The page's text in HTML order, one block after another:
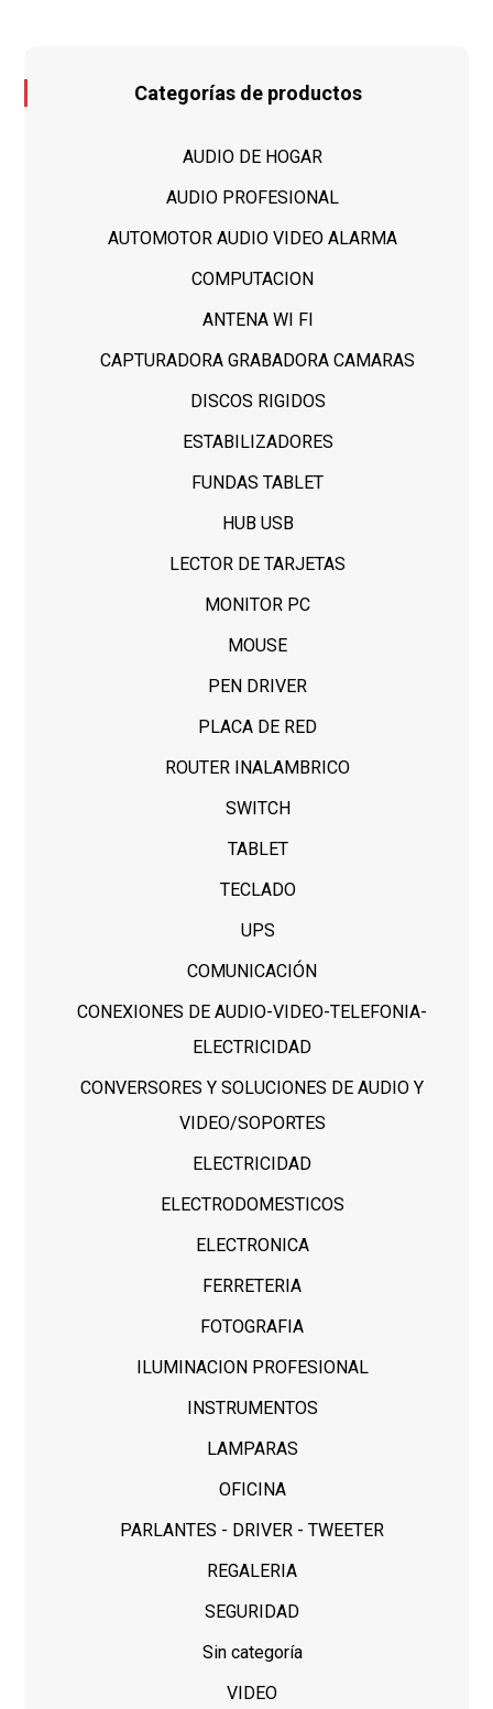
Categorías de productos
AUDIO DE HOGAR
AUDIO PROFESIONAL
AUTOMOTOR AUDIO VIDEO ALARMA
COMPUTACION
ANTENA WI FI
CAPTURADORA GRABADORA CAMARAS
DISCOS RIGIDOS
ESTABILIZADORES
FUNDAS TABLET
HUB USB
LECTOR DE TARJETAS
MONITOR PC
MOUSE
PEN DRIVER
PLACA DE RED
ROUTER INALAMBRICO
SWITCH
TABLET
TECLADO
UPS
COMUNICACIÓN
CONEXIONES DE AUDIO-VIDEO-TELEFONIA-
ELECTRICIDAD
CONVERSORES Y SOLUCIONES DE AUDIO Y
VIDEO/SOPORTES
ELECTRICIDAD
ELECTRODOMESTICOS
ELECTRONICA
FERRETERIA
FOTOGRAFIA
ILUMINACION PROFESIONAL
INSTRUMENTOS
LAMPARAS
OFICINA
PARLANTES - DRIVER - TWEETER
REGALERIA
SEGURIDAD
Sin categoría
VIDEO